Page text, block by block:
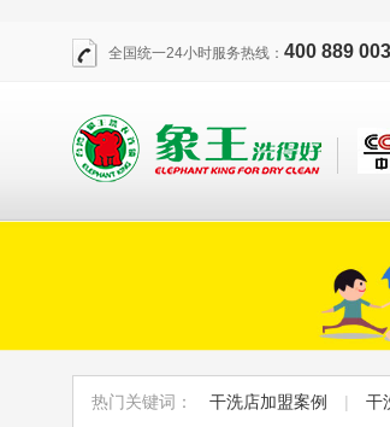
全国统一24小时服务热线： 400 889
热门关键词： 干洗店加盟案例 | 干